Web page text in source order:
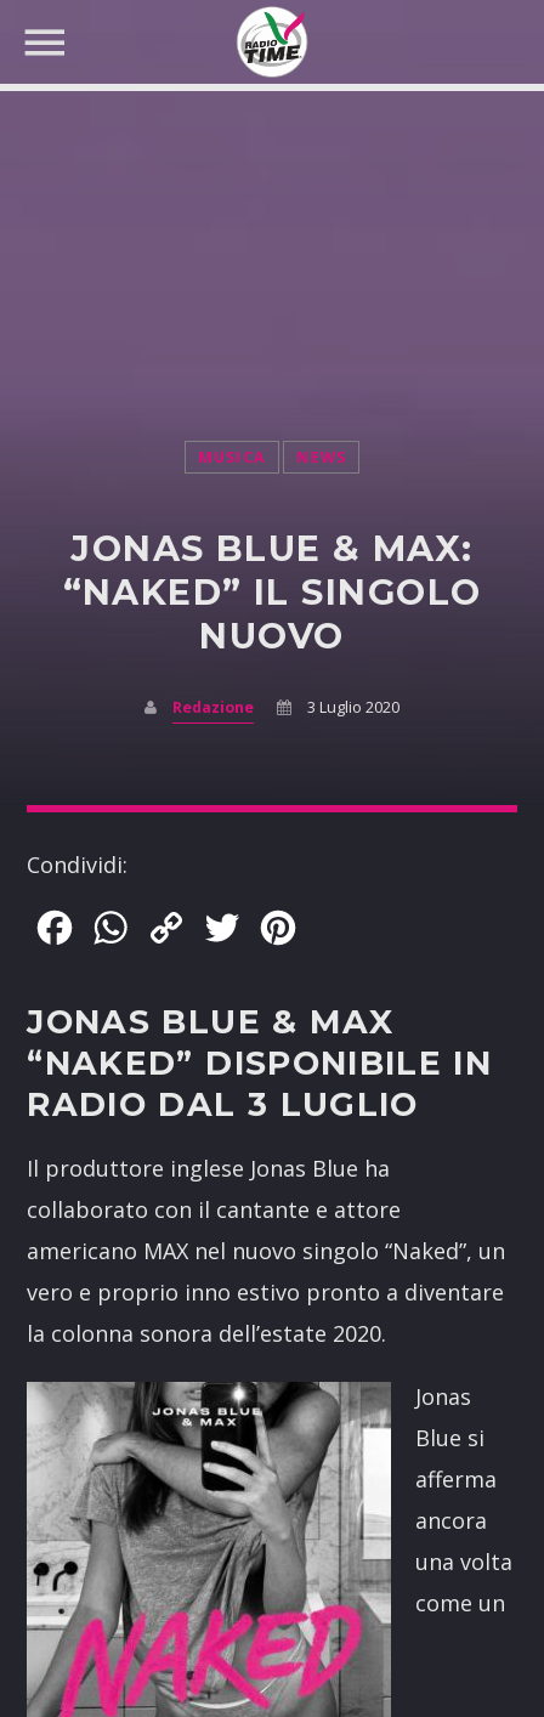
MUSICA NEWS
JONAS BLUE & MAX:
“NAKED” IL SINGOLO
NUOVO
Redazione 3 Luglio 2020
Condividi:
FacebookWhatsApp
Copy
Twitter
JONAS BLUE & MAX
“NAKED” DISPONIBILE IN
RADIO DAL 3 LUGLIO
Il produttore inglese Jonas Blue ha
collaborato con il cantante e attore
americano MAX nel nuovo singolo “Naked”, un
vero e proprio inno estivo pronto a diventare
la colonna sonora dell’estate 2020.
Jonas
Blue si
afferma
ancora
una volta
come un